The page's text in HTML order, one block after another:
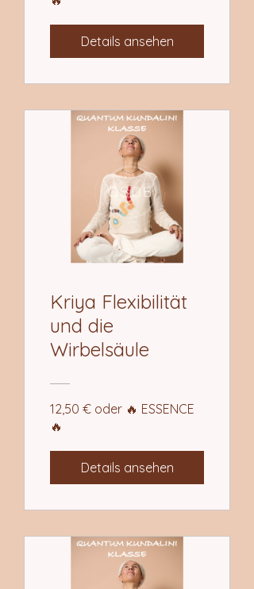
Details ansehen
Kriya Flexibilität
und die
Wirbelsäule
12,50 € oder 🔥 ESSENCE
🔥
Details ansehen